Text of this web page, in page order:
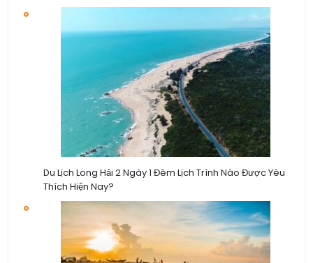
Du Lịch Long Hải 2 Ngày 1 Đêm Lịch Trình Nào Được Yêu
Thích Hiện Nay?